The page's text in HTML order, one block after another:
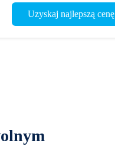
Uzyskaj najlepszą cenę